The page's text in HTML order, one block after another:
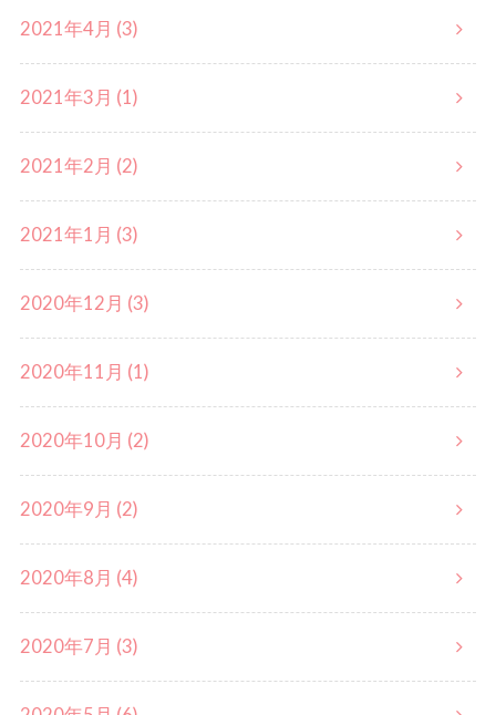
2021年4月 (3)
2021年3月 (1)
2021年2月 (2)
2021年1月 (3)
2020年12月 (3)
2020年11月 (1)
2020年10月 (2)
2020年9月 (2)
2020年8月 (4)
2020年7月 (3)